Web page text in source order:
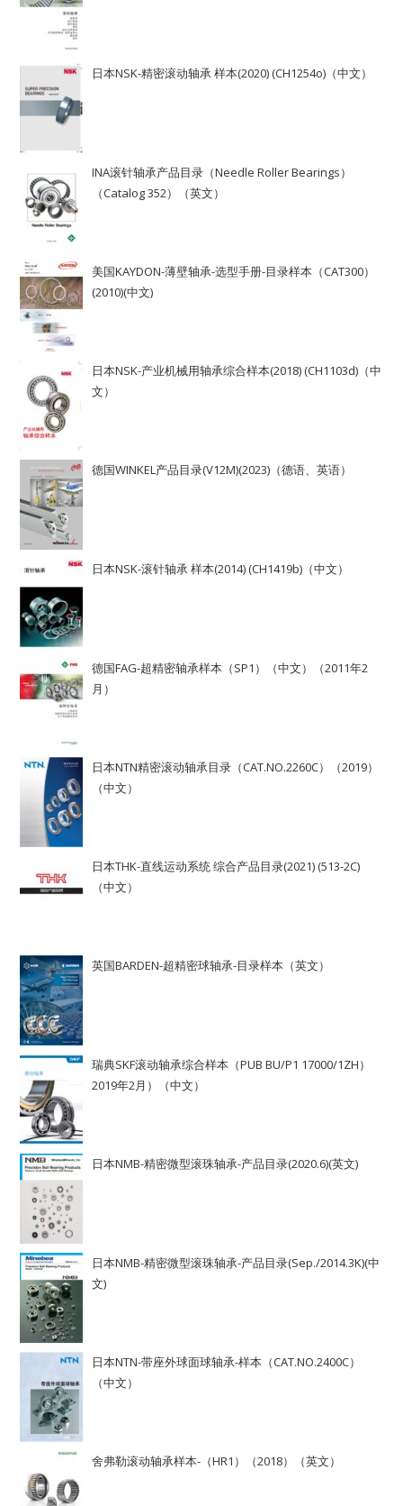
日本NSK-精密滚动轴承 样本(2020) (CH1254o)（中文）
INA滚针轴承产品目录（Needle Roller Bearings）
（Catalog 352）（英文）
美国KAYDON-薄壁轴承-选型手册-目录样本（CAT300）
(2010)(中文)
日本NSK-产业机械用轴承综合样本(2018) (CH1103d)（中
文）
德国WINKEL产品目录(V12M)(2023)（德语、英语）
日本NSK-滚针轴承 样本(2014) (CH1419b)（中文）
德国FAG-超精密轴承样本（SP1）（中文）（2011年2
月）
日本NTN精密滚动轴承目录（CAT.NO.2260C）（2019）
（中文）
日本THK-直线运动系统 综合产品目录(2021) (513-2C)
（中文）
英国BARDEN-超精密球轴承-目录样本（英文）
瑞典SKF滚动轴承综合样本（PUB BU/P1 17000/1ZH）
2019年2月）（中文）
日本NMB-精密微型滚珠轴承-产品目录(2020.6)(英文)
日本NMB-精密微型滚珠轴承-产品目录(Sep./2014.3K)(中
文)
日本NTN-带座外球面球轴承-样本（CAT.NO.2400C）
（中文）
舍弗勒滚动轴承样本-（HR1）（2018）（英文）